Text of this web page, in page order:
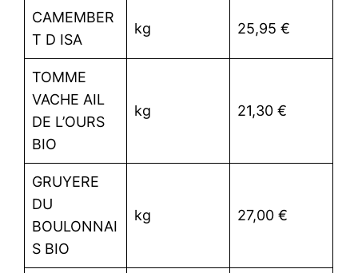
CAMEMBER
T D ISA
kg 25,95 €
TOMME
VACHE AIL
DE L’OURS
BIO
kg 21,30 €
GRUYERE
DU
BOULONNAI
S BIO
kg 27,00 €